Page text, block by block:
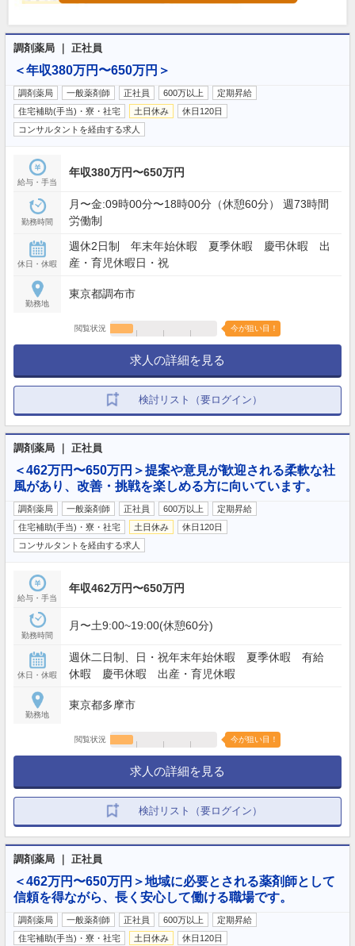
調剤薬局 ｜ 正社員
＜年収380万円〜650万円＞
調剤薬局 一般薬剤師 正社員 600万以上
定期昇給
住宅補助(手当)・寮・社宅
土日休み
休日120日
コンサルタントを経由する求人
給与・手当
年収380万円〜650万円
勤務時間
月〜金:09時00分〜18時00分（休憩60分） 週73時間
労働制
休日・休暇
週休2日制 年末年始休暇 夏季休暇 慶弔休暇 出
産・育児休暇日・祝
勤務地
東京都調布市
閲覧状況 今が狙い目！
求人の詳細を見る
検討リスト（要ログイン）
調剤薬局 ｜ 正社員
＜462万円〜650万円＞提案や意見が歓迎される柔軟な社
風があり、改善・挑戦を楽しめる方に向いています。
調剤薬局 一般薬剤師 正社員 600万以上
定期昇給
住宅補助(手当)・寮・社宅
土日休み
休日120日
コンサルタントを経由する求人
給与・手当
年収462万円〜650万円
勤務時間
月〜土9:00~19:00(休憩60分)
休日・休暇
週休二日制、日・祝年末年始休暇 夏季休暇 有給
休暇 慶弔休暇 出産・育児休暇
勤務地
東京都多摩市
閲覧状況 今が狙い目！
求人の詳細を見る
検討リスト（要ログイン）
調剤薬局 ｜ 正社員
＜462万円〜650万円＞地域に必要とされる薬剤師として
信頼を得ながら、長く安心して働ける職場です。
調剤薬局 一般薬剤師 正社員 600万以上
定期昇給
住宅補助(手当)・寮・社宅
土日休み
休日120日